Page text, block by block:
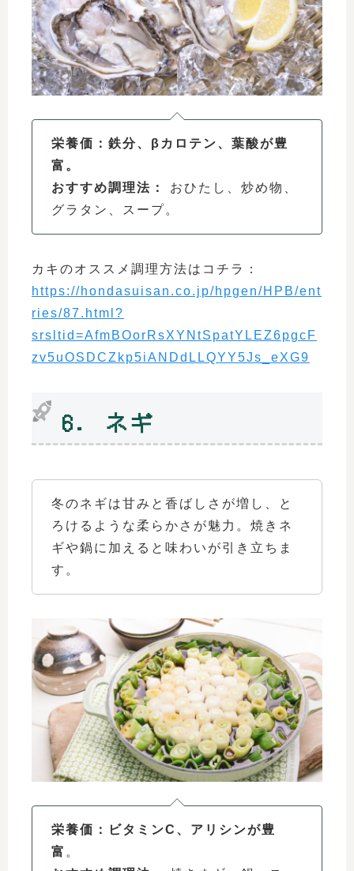
栄養価：鉄分、βカロテン、葉酸が豊
富。
おすすめ調理法：
おひたし、炒め物、
グラタン、スープ。
カキのオススメ調理方法はコチラ：
https://hondasuisan.co.jp/hpgen/HPB/ent
ries/87.html?
srsltid=AfmBOorRsXYNtSpatYLEZ6pgcF
zv5uOSDCZkp5iANDdLLQYY5Js_eXG9
6. ネギ
冬のネギは甘みと香ばしさが増し、と
ろけるような柔らかさが魅力。焼きネ
ギや鍋に加えると味わいが引き立ちま
す。
栄養価：ビタミンC、アリシンが豊
富 。